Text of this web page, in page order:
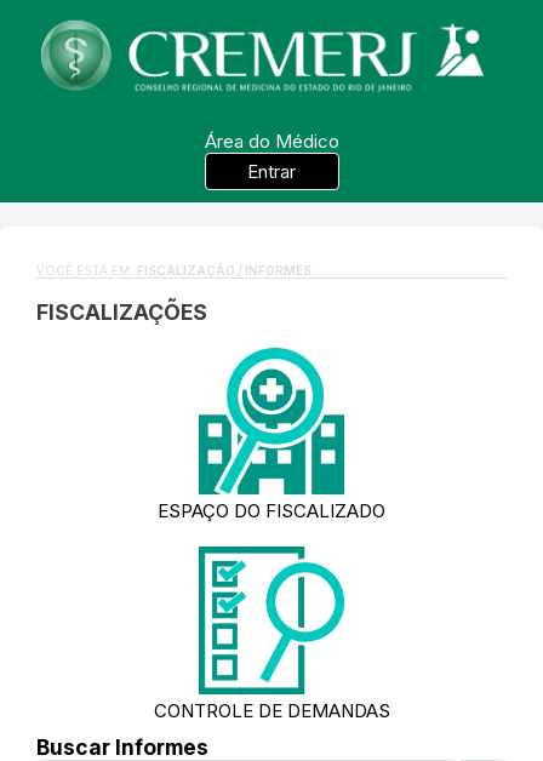
Área do Médico
Entrar
VOCÊ ESTÁ EM: FISCALIZAÇÃO / INFORMES
FISCALIZAÇÕES
ESPAÇO DO FISCALIZADO
CONTROLE DE DEMANDAS
Buscar Informes